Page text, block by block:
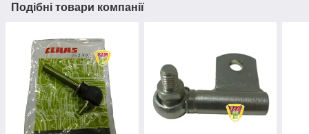
Подібні товари компанії